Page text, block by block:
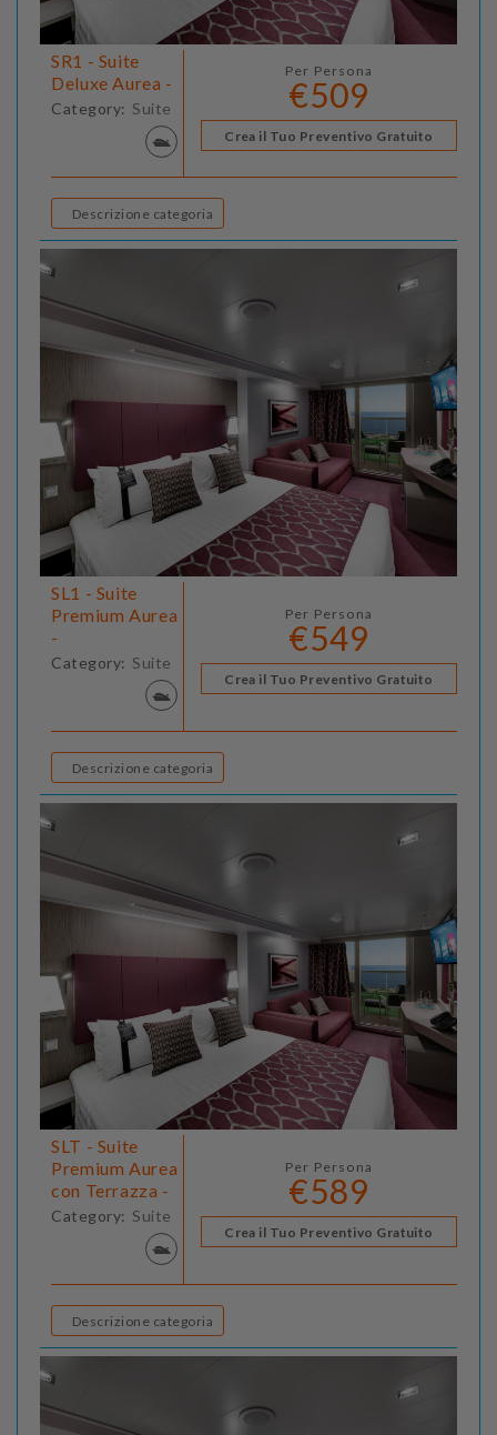
SR1 - Suite
Deluxe Aurea -
Category: Suite
Per Persona
€509
Crea il Tuo Preventivo Gratuito
Descrizione categoria
SL1 - Suite
Premium Aurea
-
Category: Suite
Per Persona
€549
Crea il Tuo Preventivo Gratuito
Descrizione categoria
SLT - Suite
Premium Aurea
con Terrazza -
Category: Suite
Per Persona
€589
Crea il Tuo Preventivo Gratuito
Descrizione categoria